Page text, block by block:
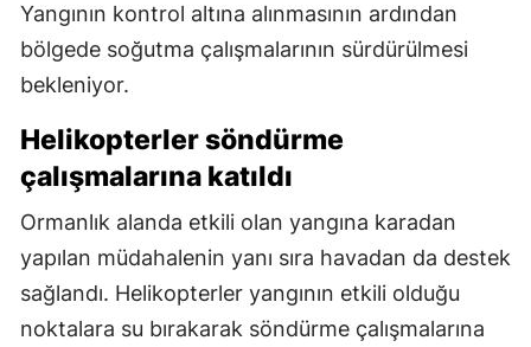
Yangının kontrol altına alınmasının ardından
bölgede soğutma çalışmalarının sürdürülmesi
bekleniyor.
Helikopterler söndürme
çalışmalarına katıldı
Ormanlık alanda etkili olan yangına karadan
yapılan müdahalenin yanı sıra havadan da destek
sağlandı. Helikopterler yangının etkili olduğu
noktalara su bırakarak söndürme çalışmalarına